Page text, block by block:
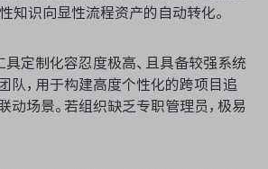
知识向显性流程资产的自动转化。
具定制化容忍度极高、且具备较强系统
队，用于构建高度个性化的跨项目追
动场景。若组织缺乏专职管理员，极易